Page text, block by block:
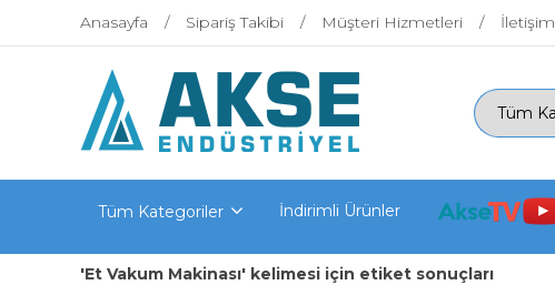
Anasayfa Sipariş Takibi Müşteri Hizmetleri İletişim
Tüm Kategoriler İndirimli Ürünler
'Et Vakum Makinası' kelimesi için etiket sonuçları